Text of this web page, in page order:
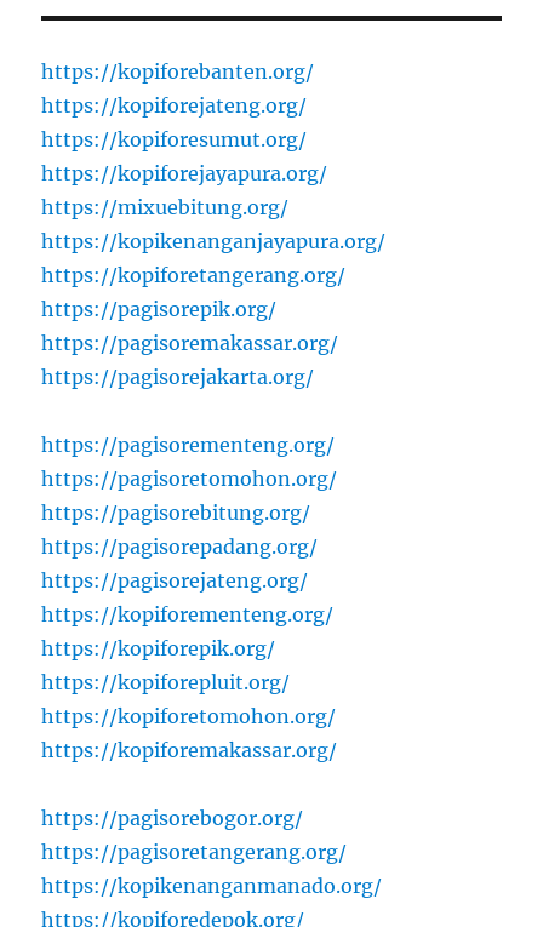
https://kopiforebanten.org/
https://kopiforejateng.org/
https://kopiforesumut.org/
https://kopiforejayapura.org/
https://mixuebitung.org/
https://kopikenanganjayapura.org/
https://kopiforetangerang.org/
https://pagisorepik.org/
https://pagisoremakassar.org/
https://pagisorejakarta.org/
https://pagisorementeng.org/
https://pagisoretomohon.org/
https://pagisorebitung.org/
https://pagisorepadang.org/
https://pagisorejateng.org/
https://kopiforementeng.org/
https://kopiforepik.org/
https://kopiforepluit.org/
https://kopiforetomohon.org/
https://kopiforemakassar.org/
https://pagisorebogor.org/
https://pagisoretangerang.org/
https://kopikenanganmanado.org/
https://kopiforedepok.org/